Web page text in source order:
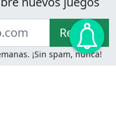
Recibir!
¡Sin spam, nunca!